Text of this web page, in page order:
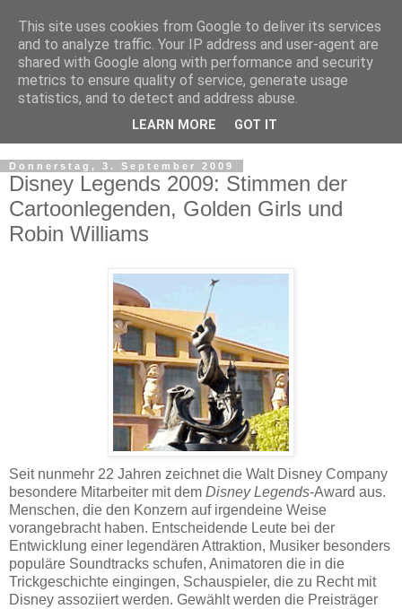
Donnerstag, 3. September 2009
Disney Legends 2009: Stimmen der
Cartoonlegenden, Golden Girls und
Robin Williams
Seit nunmehr 22 Jahren zeichnet die Walt Disney Company
besondere Mitarbeiter mit dem Disney Legends-Award aus.
Menschen, die den Konzern auf irgendeine Weise
vorangebracht haben. Entscheidende Leute bei der
Entwicklung einer legendären Attraktion, Musiker besonders
populäre Soundtracks schufen, Animatoren die in die
Trickgeschichte eingingen, Schauspieler, die zu Recht mit
Disney assoziiert werden. Gewählt werden die Preisträger
This site uses cookies from Google to deliver its services
and to analyze traffic. Your IP address and user-agent are
shared with Google along with performance and security
metrics to ensure quality of service, generate usage
statistics, and to detect and address abuse.
LEARN MORE GOT IT